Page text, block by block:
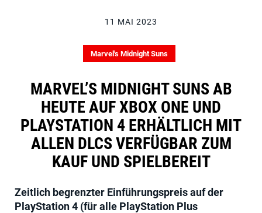
11 MAI 2023
Marvel's Midnight Suns
MARVEL’S MIDNIGHT SUNS AB
HEUTE AUF XBOX ONE UND
PLAYSTATION 4 ERHÄLTLICH MIT
ALLEN DLCS VERFÜGBAR ZUM
KAUF UND SPIELBEREIT
Zeitlich begrenzter Einführungspreis auf der
PlayStation 4 (für alle PlayStation Plus